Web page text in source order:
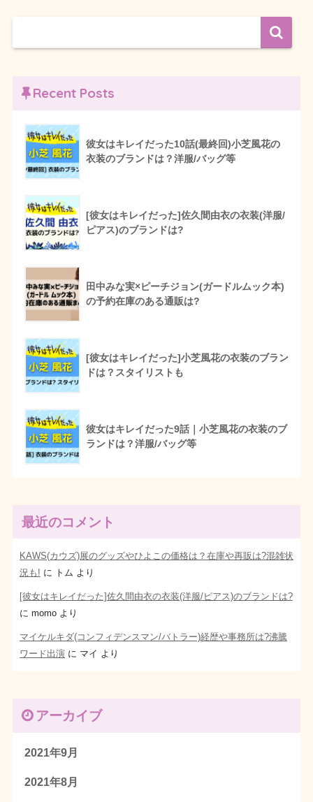
Recent Posts
彼女はキレイだった10話(最終回)小芝風花の
衣装のブランドは？洋服/バッグ等
[彼女はキレイだった]佐久間由衣の衣装(洋服/
ピアス)のブランドは?
田中みな実×ピーチジョン(ガードルムック本)
の予約在庫のある通販は?
[彼女はキレイだった]小芝風花の衣装のブラン
ドは？スタイリストも
彼女はキレイだった9話｜小芝風花の衣装のブ
ランドは？洋服/バッグ等
最近のコメント
KAWS(カウズ)展のグッズやひよこの価格は？在庫や再販は?混雑状
況も! に トム より
[彼女はキレイだった]佐久間由衣の衣装(洋服/ピアス)のブランドは?
に momoより
マイケルキダ(コンフィデンスマン/バトラー)経歴や事務所は?沸騰
ワード出演に マイ より
アーカイブ
2021年9月
2021年8月